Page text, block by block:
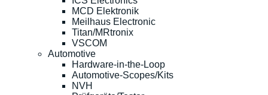
MCD Elektronik
Meilhaus Electronic
Titan/MRtronix
VSCOM
Automotive
Hardware-in-the-Loop
Automotive-Scopes/Kits
NVH